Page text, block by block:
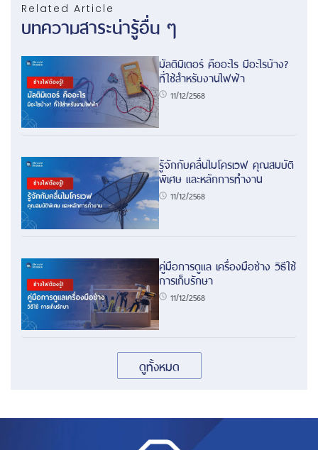
Related Article
บทความสาระน่ารู้อื่น ๆ
มัลติมิเตอร์ คืออะไร มีอะไรบ้าง?
ที่ใช้สำหรับงานไฟฟ้า
11/12/2568
รู้จักกับคลื่นไมโครเวฟ คุณสมบัติ
พิเศษ และหลักการทำงาน
11/12/2568
คู่มือการดูแล เครื่องมือช่าง วิธีใช้
การเก็บรักษา
11/12/2568
ดูทั้งหมด